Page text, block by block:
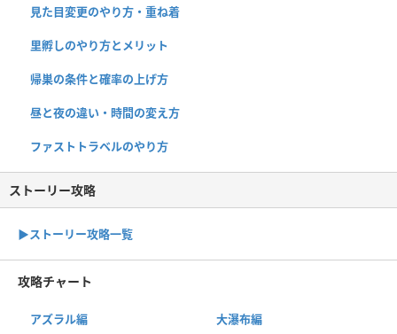
見た目変更のやり方・重ね着
里孵しのやり方とメリット
帰巣の条件と確率の上げ方
昼と夜の違い・時間の変え方
ファストトラベルのやり方
ストーリー攻略
▶︎ストーリー攻略一覧
攻略チャート
アズラル編 大瀑布編